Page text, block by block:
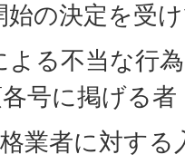
の決定を受け
る不当な行為
号に掲げる者
格業者に対す